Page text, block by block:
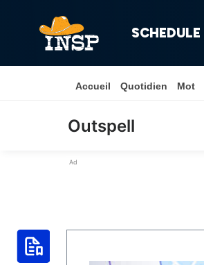
SCHEDULE
Accueil Quotidien Mot
Outspell
Ad